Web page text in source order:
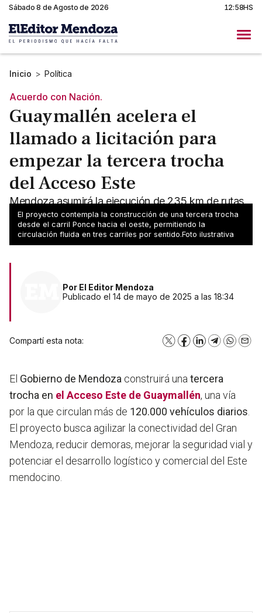
Sábado 8 de Agosto de 2026 12:58HS
Inicio > Política
Acuerdo con Nación.
Guaymallén acelera el
llamado a licitación para
empezar la tercera trocha
del Acceso Este
Mendoza asumirá la ejecución de 235 km de rutas
nacionales y una de las más esperadas es la tercera
trocha del Acceso Este. Guaymallén adelantó datos.
El proyecto contempla la construcción de una tercera trocha
desde el carril Ponce hacia el oeste, permitiendo la
circulación fluida en tres carriles por sentido.Foto ilustrativa
Por El Editor Mendoza
Publicado el 14 de mayo de 2025 a las 18:34
Compartí esta nota: X Facebook
LinkedInTelegram
El Gobierno de Mendoza construirá una tercera
trocha en el Acceso Este de Guaymallén, una vía
por la que circulan más de 120.000 vehículos diarios
El proyecto busca agilizar la conectividad del Gran
Mendoza, reducir demoras, mejorar la seguridad vial y
potenciar el desarrollo logístico y comercial del Este
mendocino.